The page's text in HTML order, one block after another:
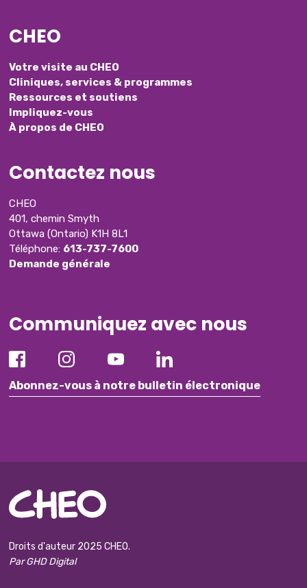
CHEO
Votre visite au CHEO
Cliniques, services & programmes
Ressources et soutiens
Impliquez-vous
À propos de CHEO
Contactez nous
CHEO
401, chemin Smyth
Ottawa (Ontario) K1H 8L1
Téléphone: 613-737-7600
Demande générale
Communiquez avec nous
Abonnez-vous à notre bulletin électronique
Droits d'auteur 2025 CHEO.
Par GHD Digital